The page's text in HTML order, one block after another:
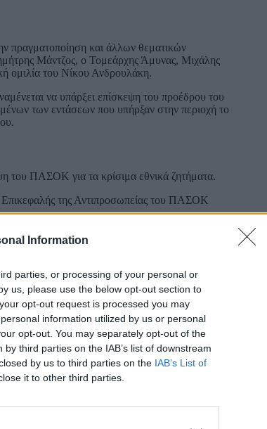
Information
parties, or processing of your personal or
us, please use the below opt-out section to
opt-out request is processed you may
information utilized by us or personal
opt-out. You may separately opt-out of the
third parties on the IAB’s list of downstream
by us to third parties on the IAB’s List of
it to other third parties.
και άλλων θεματικών
Μάντζος, ο Τομεάρχης Άμυνας, Μιχάλης
ομιλία του Νίκου Ανδρουλάκη.
να υπάρξει επίσκεψη του προέδρου του
των εντάσεων που υπήρξαν στην περιοχή το
του ΠΑΣΟΚ για τα κρίσιμα εθνικά ζητήματα.
Επικεφαλής της Αντιπροσωπείας του ΠΑΣΟΚ
ο Νίκος Παπανδρέου όσο και ο Νικόλας
Ευρωκοινοβούλιο». Ο δεύτερος έστρεψε τα
χωρίς αντίκρισμα».
προς το κυβερνητικό στρατόπεδο,
και άλλες ευρωπαϊκές χώρες.